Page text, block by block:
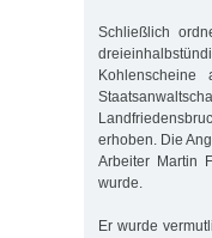
Schließlich
erhoben. Die
Arbeiter Martin
wurde.
Er wurde